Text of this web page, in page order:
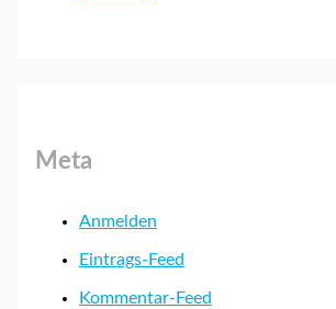
Meta
Anmelden
Eintrags-Feed
Kommentar-Feed